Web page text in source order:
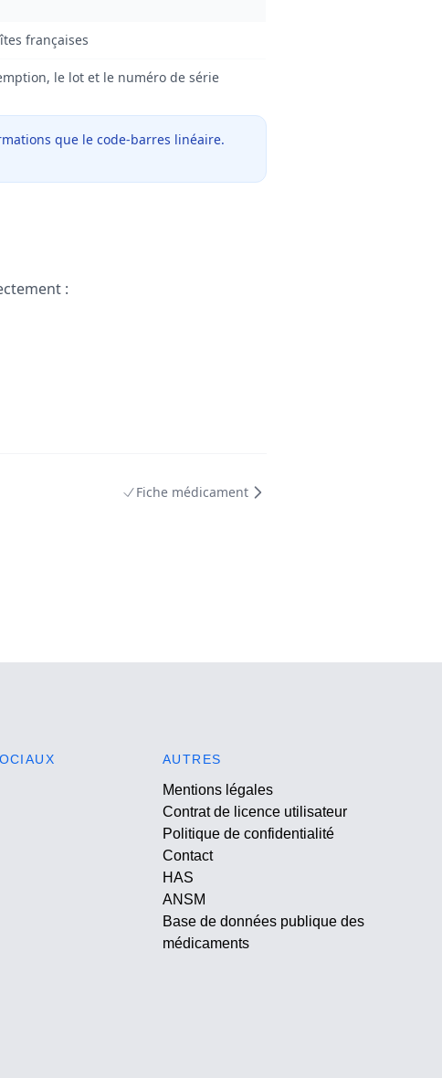
françaises
le lot et le numéro de série
que le code-barres linéaire.
:
Fiche médicament
AUTRES
Mentions légales
Contrat de licence utilisateur
Politique de confidentialité
Contact
HAS
ANSM
Base de données publique des
médicaments